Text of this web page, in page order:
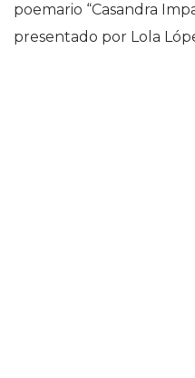
poemario “Casandra
presentado por Lola